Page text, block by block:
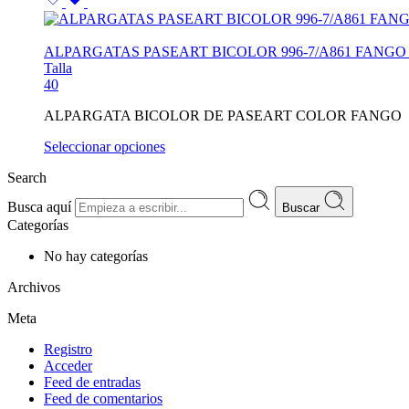
ALPARGATAS PASEART BICOLOR 996-7/A861 FANGO
Talla
40
ALPARGATA BICOLOR DE PASEART COLOR FANGO
Seleccionar opciones
Search
Busca aquí
Buscar
Categorías
No hay categorías
Archivos
Meta
Registro
Acceder
Feed de entradas
Feed de comentarios